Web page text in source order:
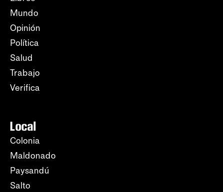
Mundo
Opinión
Política
Salud
Trabajo
Verifica
Local
Colonia
Maldonado
Paysandú
Salto